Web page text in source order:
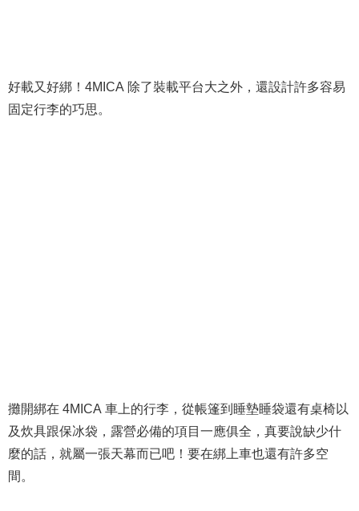
好載又好綁！4MICA 除了裝載平台大之外，還設計許多容易
固定行李的巧思。
攤開綁在 4MICA 車上的行李，從帳篷到睡墊睡袋還有桌椅以
及炊具跟保冰袋，露營必備的項目一應俱全，真要說缺少什
麼的話，就屬一張天幕而已吧！要在綁上車也還有許多空
間。